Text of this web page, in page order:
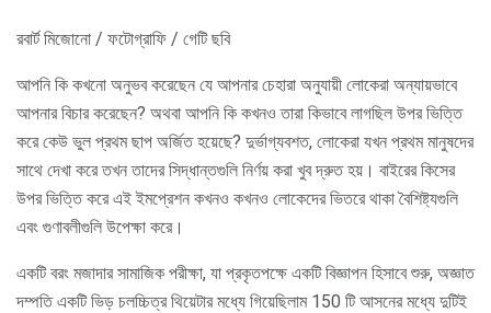
রবার্ট মিজোনো / ফটোগ্রাফি / গেটি ছবি
আপনি কি কখনো অনুভব করেছেন যে আপনার চেহারা অনুযায়ী লোকেরা অন্যায়ভাবে
আপনার বিচার করেছেন? অথবা আপনি কি কখনও তারা কিভাবে লাগছিল উপর ভিত্তি
করে কেউ ভুল প্রথম ছাপ অর্জিত হয়েছে? দুর্ভাগ্যবশত, লোকেরা যখন প্রথম মানুষদের
সাথে দেখা করে তখন তাদের সিদ্ধান্তগুলি নির্ণয় করা খুব দ্রুত হয়। বাইরের কিসের
উপর ভিত্তি করে এই ইমপ্রেশন কখনও কখনও লোকেদের ভিতরে থাকা বৈশিষ্ট্যগুলি
এবং গুণাবলীগুলি উপেক্ষা করে।
একটি বরং মজাদার সামাজিক পরীক্ষা, যা প্রকৃতপক্ষে একটি বিজ্ঞাপন হিসাবে শুরু, অজ্ঞাত
দম্পতি একটি ভিড় চলচ্চিত্র থিয়েটার মধ্যে গিয়েছিলাম 150 টি আসনের মধ্যে দুটিই